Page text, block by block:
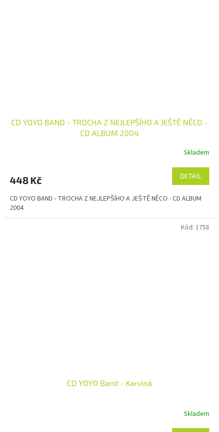
CD YOYO BAND - TROCHA Z NEJLEPŠÍHO A JEŠTĚ NĚCO -
CD ALBUM 2004
je
z
5
hvězdiček.
Skladem
448 Kč DETAIL
CD YOYO BAND - TROCHA Z NEJLEPŠÍHO A JEŠTĚ NĚCO - CD ALBUM
2004
CD YOYO Band - Karviná
Skladem
Kód: 1758